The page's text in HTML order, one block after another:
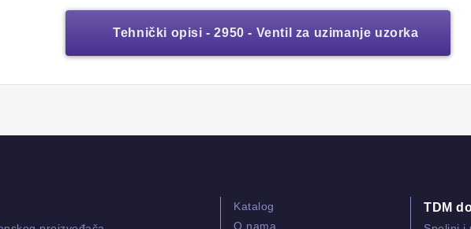
Tehnički opisi - 2950 - Ventil za uzimanje uzorka
Katalog
O nama
TDM